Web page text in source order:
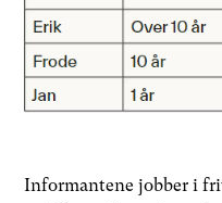
Informantene jobber i